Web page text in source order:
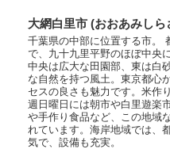
大網白里市 (おおあみしら
千葉県の中部に位置する市。
で、九十九里平野のほぼ中央
中央は広大な田園部、東は白
な自然を持つ風土。東京都心
セスの良さも魅力です。米作
週日曜日には朝市や白里遊楽
や手作り食品など、この地域
れています。海岸地域では、
気で、設備も充実。